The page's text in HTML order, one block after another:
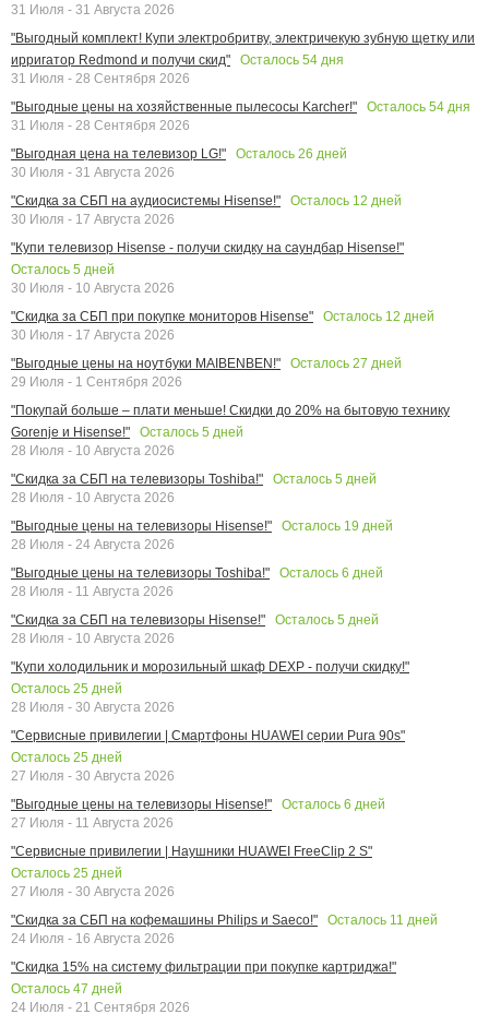
31 Июля - 31 Августа 2026
"Выгодный комплект! Купи электробритву, электричекую зубную щетку или
ирригатор Redmond и получи скид"
Осталось 54 дня
31 Июля - 28 Сентября 2026
"Выгодные цены на хозяйственные пылесосы Karcher!"
Осталось 54 дня
31 Июля - 28 Сентября 2026
"Выгодная цена на телевизор LG!"
Осталось 26 дней
30 Июля - 31 Августа 2026
"Скидка за СБП на аудиосистемы Hisense!"
Осталось 12 дней
30 Июля - 17 Августа 2026
"Купи телевизор Hisense - получи скидку на саундбар Hisense!"
Осталось 5 дней
30 Июля - 10 Августа 2026
"Скидка за СБП при покупке мониторов Hisense"
Осталось 12 дней
30 Июля - 17 Августа 2026
"Выгодные цены на ноутбуки MAIBENBEN!"
Осталось 27 дней
29 Июля - 1 Сентября 2026
"Покупай больше – плати меньше! Скидки до 20% на бытовую технику
Gorenje и Hisense!"
Осталось 5 дней
28 Июля - 10 Августа 2026
"Скидка за СБП на телевизоры Toshiba!"
Осталось 5 дней
28 Июля - 10 Августа 2026
"Выгодные цены на телевизоры Hisense!"
Осталось 19 дней
28 Июля - 24 Августа 2026
"Выгодные цены на телевизоры Toshiba!"
Осталось 6 дней
28 Июля - 11 Августа 2026
"Скидка за СБП на телевизоры Hisense!"
Осталось 5 дней
28 Июля - 10 Августа 2026
"Купи холодильник и морозильный шкаф DEXP - получи скидку!"
Осталось 25 дней
28 Июля - 30 Августа 2026
"Сервисные привилегии | Смартфоны HUAWEI серии Pura 90s"
Осталось 25 дней
27 Июля - 30 Августа 2026
"Выгодные цены на телевизоры Hisense!"
Осталось 6 дней
27 Июля - 11 Августа 2026
"Сервисные привилегии | Наушники HUAWEI FreeClip 2 S"
Осталось 25 дней
27 Июля - 30 Августа 2026
"Скидка за СБП на кофемашины Philips и Saeco!"
Осталось 11 дней
24 Июля - 16 Августа 2026
"Скидка 15% на систему фильтрации при покупке картриджа!"
Осталось 47 дней
24 Июля - 21 Сентября 2026